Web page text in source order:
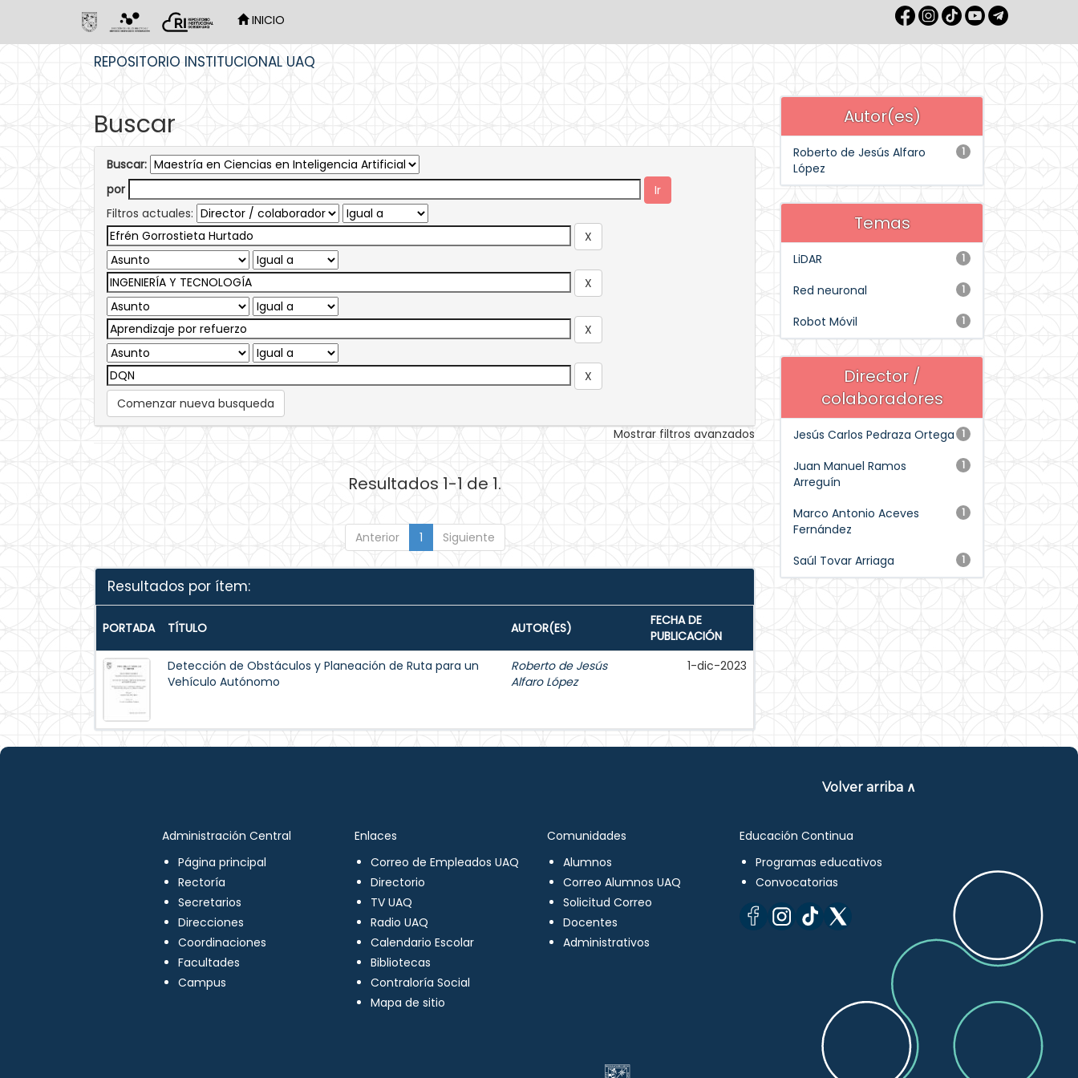
INICIO
REPOSITORIO INSTITUCIONAL UAQ
Buscar
Buscar:
por
Filtros actuales:
Comenzar nueva busqueda
Mostrar filtros avanzados
Resultados 1-1 de 1.
Anterior 1 Siguiente
Resultados por ítem:
PORTADA TÍTULO AUTOR(ES)
FECHA DE
PUBLICACIÓN
Detección de Obstáculos y Planeación de Ruta para un
Vehículo Autónomo
Roberto de Jesús
Alfaro López
1-dic-2023
Autor(es)
1
Roberto de Jesús Alfaro
López
Temas
1
LiDAR
1
Red neuronal
1
Robot Móvil
Director /
colaboradores
1
Jesús Carlos Pedraza Ortega
1
Juan Manuel Ramos
Arreguín
1
Marco Antonio Aceves
Fernández
1
Saúl Tovar Arriaga
Volver arriba ∧
Administración Central
Página principal
Rectoría
Secretarios
Direcciones
Coordinaciones
Facultades
Campus
Enlaces
Correo de Empleados UAQ
Directorio
TV UAQ
Radio UAQ
Calendario Escolar
Bibliotecas
Contraloría Social
Mapa de sitio
Comunidades
Alumnos
Correo Alumnos UAQ
Solicitud Correo
Docentes
Administrativos
Educación Continua
Programas educativos
Convocatorias